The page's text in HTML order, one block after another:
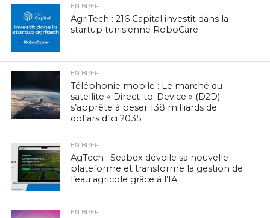
EN BREF
AgriTech : 216 Capital investit dans la
startup tunisienne RoboCare
EN BREF
Téléphonie mobile : Le marché du
satellite « Direct-to-Device » (D2D)
s’apprête à peser 138 milliards de
dollars d’ici 2035
EN BREF
AgTech : Seabex dévoile sa nouvelle
plateforme et transforme la gestion de
l’eau agricole grâce à l’IA
EN BREF